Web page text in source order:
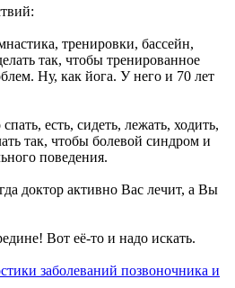
тренировки, бассейн,
так, чтобы тренированное
Ну, как йога. У него и 70 лет
есть, сидеть, лежать, ходить,
так, чтобы болевой синдром и
поведения.
доктор активно Вас лечит, а Вы
Вот её-то и надо искать.
заболеваний позвоночника и